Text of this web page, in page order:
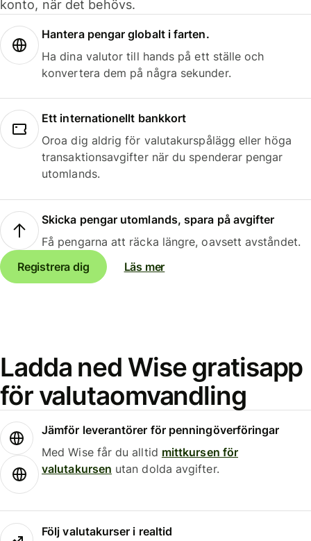
konto, när det behövs.
Hantera pengar globalt i farten.
Ha dina valutor till hands på ett ställe och
konvertera dem på några sekunder.
Ett internationellt bankkort
Oroa dig aldrig för valutakurspålägg eller höga
transaktionsavgifter när du spenderar pengar
utomlands.
Skicka pengar utomlands, spara på avgifter
Få pengarna att räcka längre, oavsett avståndet.
Registrera dig
Läs mer
Ladda ned Wise gratisapp
för valutaomvandling
Jämför leverantörer för penningöverföringar
Med Wise får du alltid mittkursen för
valutakursen utan dolda avgifter.
Följ valutakurser i realtid